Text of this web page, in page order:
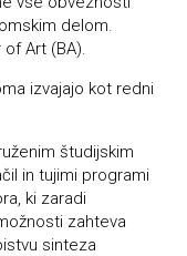
delom.
Art (BA).
izvajajo kot redni
študijskim
in tujimi programi
ki zaradi
zahteva
sinteza